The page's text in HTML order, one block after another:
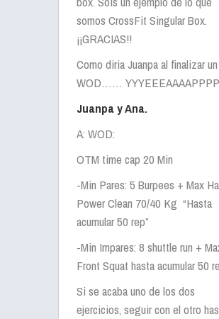
somos CrossFit Singular Box.
¡¡GRACIAS!!
Como diria Juanpa al finalizar un
WOD……
Juanpa y Ana.
A: WOD:
OTM time cap 20 Min
-Min Pares: 5 Burpees + Max
Power Clean 70/40 Kg “Hasta
acumular 50 rep”
-Min Impares: 8 shuttle run +
Front Squat hasta acumular 50
Si se acaba uno de los dos
ejercicios, seguir con el otro